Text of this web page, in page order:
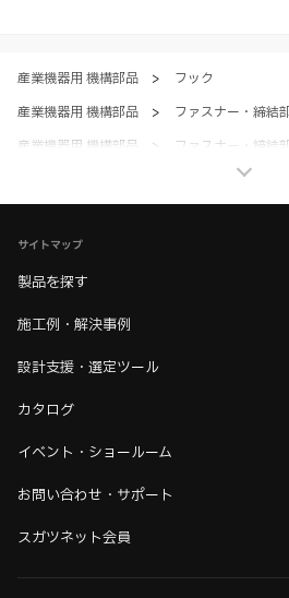
産業機器用 機構部品 >
フック
産業機器用 機構部品
> ファスナー・締結
産業機器用 機構部品
>
ファスナー・締結
家具金物・建築金物
> フック・タオル掛
家具金物・建築金物
家具金物・建築金物
> 全て（フック・吊金物）
サイトマップ
製品を探す
施工例・解決事例
設計支援・選定ツール
カタログ
イベント・ショールーム
お問い合わせ・サポート
スガツネット会員